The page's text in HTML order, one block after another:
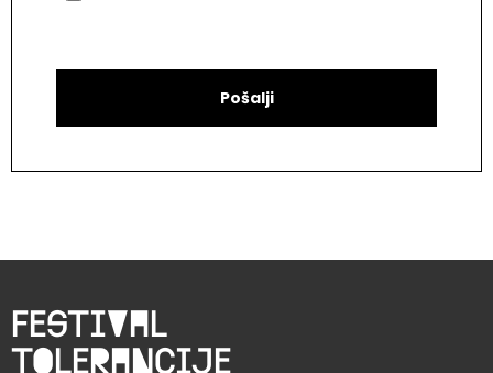
Pošalji
Festival
tolerancije